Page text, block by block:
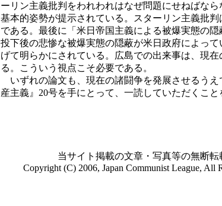
ーリン主義批判をわれわれはなぜ問題にせねばな
基本的姿勢が提示されている。スターリン主義批
である。最後に「米日帝国主義による被爆実態の
投下後の悲惨な被爆実態の隠蔽が米日政府によっ
げて明らかにされている。広島での出来事は、現
る。こういう視点こそ必要である。
いずれの論文も、現在の諸闘争を発展させるう
産主義』20号を手にとって、一読していただくこと
当サイト掲載の文章・写真等の無断転
Copyright (C) 2006, Japan Communist League, All